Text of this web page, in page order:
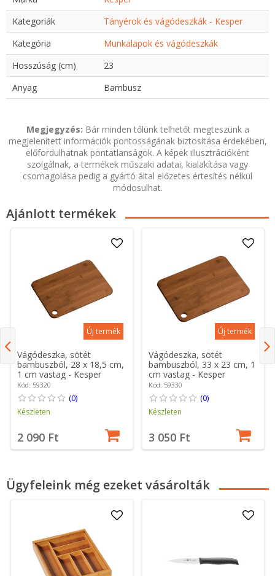
Kategoriák
Tányérok és vágódeszkák - Kesper
Kategória
Munkalapok és vágódeszkák
Hosszúság (cm)
23
Anyag
Bambusz
Megjegyzés: Bár minden tőlünk telhetőt megteszünk a
megjelenített információk pontosságának biztosítása érdekében,
előfordulhatnak pontatlanságok. A képek illusztrációként
szolgálnak, a termékek műszaki adatai, kialakítása vagy
csomagolása pedig a gyártó által előzetes értesítés nélkül
módosulhat.
Ajánlott termékek
Új termék
Vágódeszka, sötét
bambuszból, 28 x 18,5 cm,
1 cm vastag - Kesper
Kód: 59320
(0)
Készleten
2 090 Ft
Új termék
Vágódeszka, sötét
bambuszból, 33 x 23 cm, 1
cm vastag - Kesper
Kód: 59330
(0)
Készleten
3 050 Ft
Ügyfeleink még ezeket vásárolták